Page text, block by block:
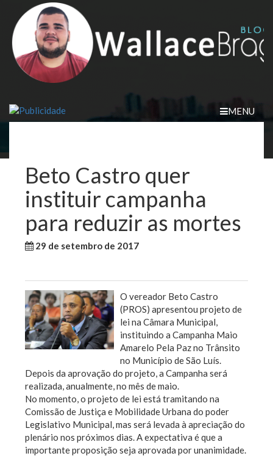
content
MENU
Beto Castro quer
instituir campanha
para reduzir as mortes
29 de setembro de 2017
O vereador Beto Castro
(PROS) apresentou projeto de
lei na Câmara Municipal,
instituindo a Campanha Maio
Amarelo Pela Paz no Trânsito
no Município de São Luís.
Depois da aprovação do projeto, a Campanha será
realizada, anualmente, no mês de maio.
No momento, o projeto de lei está tramitando na
Comissão de Justiça e Mobilidade Urbana do poder
Legislativo Municipal, mas será levada à apreciação do
plenário nos próximos dias. A expectativa é que a
importante proposição seja aprovada por unanimidade.